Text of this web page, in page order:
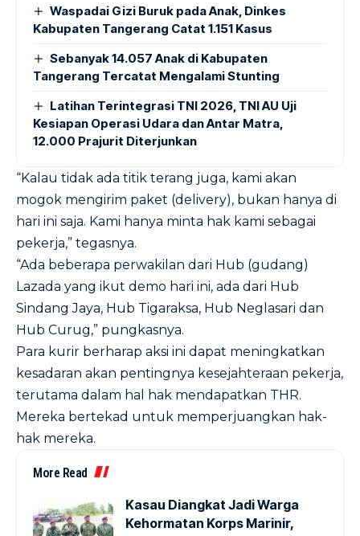
Waspadai Gizi Buruk pada Anak, Dinkes
Kabupaten Tangerang Catat 1.151 Kasus
Sebanyak 14.057 Anak di Kabupaten
Tangerang Tercatat Mengalami Stunting
Latihan Terintegrasi TNI 2026, TNI AU Uji
Kesiapan Operasi Udara dan Antar Matra,
12.000 Prajurit Diterjunkan
“Kalau tidak ada titik terang juga, kami akan
mogok mengirim paket (delivery), bukan hanya di
hari ini saja. Kami hanya minta hak kami sebagai
pekerja,” tegasnya.
“Ada beberapa perwakilan dari Hub (gudang)
Lazada yang ikut demo hari ini, ada dari Hub
Sindang Jaya, Hub Tigaraksa, Hub Neglasari dan
Hub Curug,” pungkasnya.
Para kurir berharap aksi ini dapat meningkatkan
kesadaran akan pentingnya kesejahteraan pekerja,
terutama dalam hal hak mendapatkan THR.
Mereka bertekad untuk memperjuangkan hak-
hak mereka.
More Read
Kasau Diangkat Jadi Warga
Kehormatan Korps Marinir,